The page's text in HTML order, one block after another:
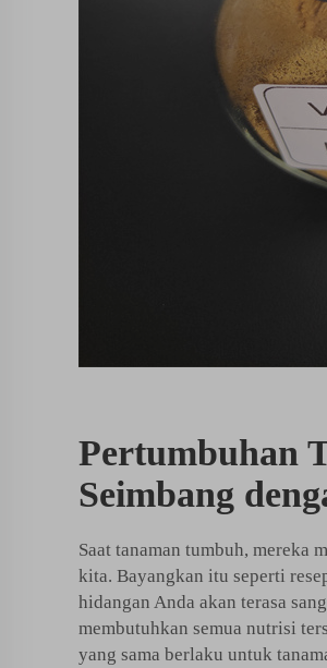
Pertumbuhan
Seimbang
Saat tanaman tumbuh, mereka
kita. Bayangkan itu seperti
hidangan Anda akan terasa
membutuhkan semua nutrisi
yang sama berlaku untuk